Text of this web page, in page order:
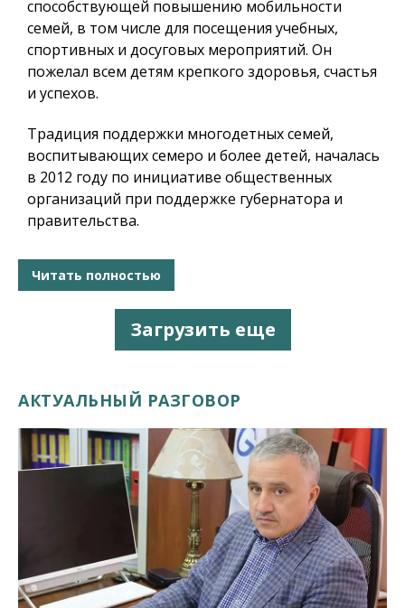
способствующей повышению мобильности
семей, в том числе для посещения учебных,
спортивных и досуговых мероприятий. Он
пожелал всем детям крепкого здоровья, счастья
и успехов.
Традиция поддержки многодетных семей,
воспитывающих семеро и более детей, началась
в 2012 году по инициативе общественных
организаций при поддержке губернатора и
правительства.
Читать полностью
Загрузить еще
АКТУАЛЬНЫЙ РАЗГОВОР